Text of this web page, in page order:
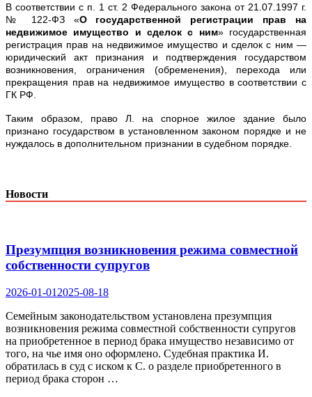
В соответствии с п. 1 ст. 2 Федерального закона от 21.07.1997 г.
№ 122-ФЗ «О государственной регистрации прав на
недвижимое имущество и сделок с ним» государственная
регистрация прав на недвижимое имущество и сделок с ним —
юридический акт признания и подтверждения государством
возникновения, ограничения (обременения), перехода или
прекращения прав на недвижимое имущество в соответствии с
ГК РФ.
Таким образом, право Л. на спорное жилое здание было
признано государством в установленном законом порядке и не
нуждалось в дополнительном признании в судебном порядке.
Новости
Презумпция возникновения режима совместной
собственности супругов
2026-01-01 2025-08-18
Семейным законодательством установлена презумпция
возникновения режима совместной собственности супругов
на приобретенное в период брака имущество независимо от
того, на чье имя оно оформлено. Судебная практика И.
обратилась в суд с иском к С. о разделе приобретенного в
период брака сторон …